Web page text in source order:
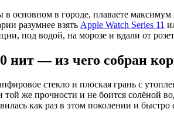
основном в городе, плаваете
разумнее взять Apple Watch Series 11
под водой, на морозе и вдали от
нит — из чего собран
стекло и плоская грань с
же прочности и не боится солёной
как раз в этом поколении и